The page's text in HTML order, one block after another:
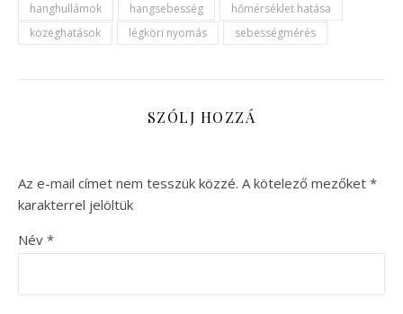
hanghullámok
hangsebesség
hőmérséklet hatása
közeghatások
légköri nyomás sebességmérés
SZÓLJ HOZZÁ
Az e-mail címet nem tesszük közzé. A kötelező mezőket *
karakterrel jelöltük
Név *